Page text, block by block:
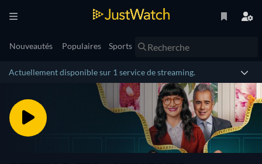
Nouveautés Populaires Sports
Actuellement disponible sur 1 service de streaming.